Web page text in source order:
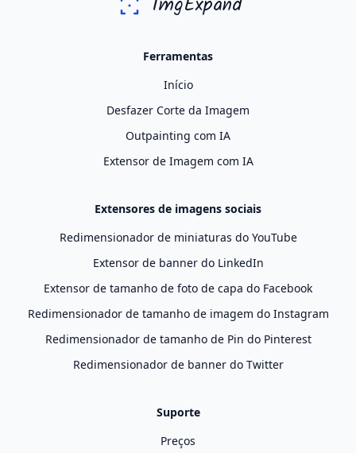
Ferramentas
Início
Desfazer Corte da Imagem
Outpainting com IA
Extensor de Imagem com IA
Extensores de imagens sociais
Redimensionador de miniaturas do YouTube
Extensor de banner do LinkedIn
Extensor de tamanho de foto de capa do Facebook
Redimensionador de tamanho de imagem do Instagram
Redimensionador de tamanho de Pin do Pinterest
Redimensionador de banner do Twitter
Suporte
Preços